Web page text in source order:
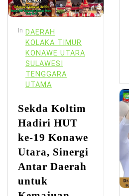
In DAERAH
KOLAKA TIMUR
KONAWE UTARA
SULAWESI
TENGGARA
UTAMA
Sekda Koltim
Hadiri HUT
ke-19 Konawe
Utara, Sinergi
Antar Daerah
untuk